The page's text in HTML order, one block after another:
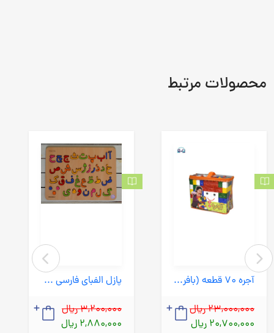
محصولات مرتبط
پازل الفبای فارسی (ایتاایتا) رحلی چوبی
3,200,000 ریال
2,880,000 ریال
آجره 70 قطعه (بافرزندان) کیفی دسته دار بزرگ
23,000,000 ریال
20,700,000 ریال